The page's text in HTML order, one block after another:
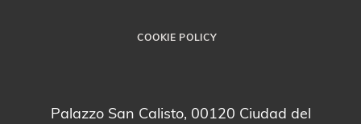
COOKIE POLICY
Palazzo San Calisto, 00120 Ciudad del